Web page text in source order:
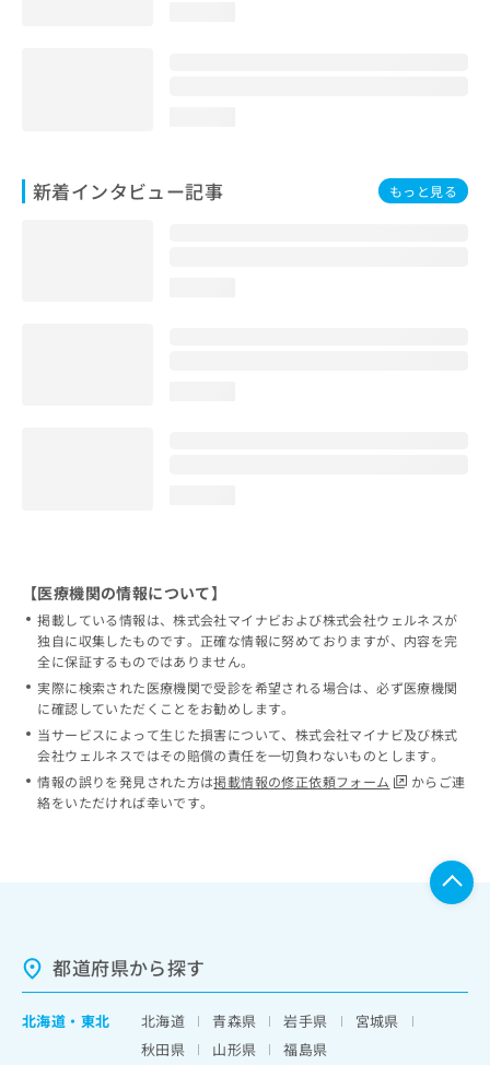
新着インタビュー記事 もっと見る
【医療機関の情報について】
掲載している情報は、株式会社マイナビおよび株式会社ウェルネスが
独自に収集したものです。正確な情報に努めておりますが、内容を完
全に保証するものではありません。
実際に検索された医療機関で受診を希望される場合は、必ず医療機関
に確認していただくことをお勧めします。
当サービスによって生じた損害について、株式会社マイナビ及び株式
会社ウェルネスではその賠償の責任を一切負わないものとします。
情報の誤りを発見された方は掲載情報の修正依頼フォーム
からご連
絡をいただければ幸いです。
都道府県から探す
北海道 ・ 東北 北海道 青森県 岩手県
宮城県
秋田県
山形県
福島県